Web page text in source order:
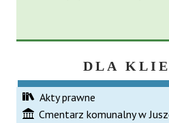
DLA
Akty prawne
Cmentarz komunalny w